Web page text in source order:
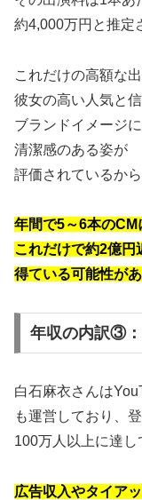
約4,000万円と推定
これだけの高額な
彼女の高い人気と
ブランドイメージ
清潔感のある姿が
評価されているから
年間で5～6本のCM
これだけで約2億円
得ている可能性があ
年収の内訳③
白石麻衣さんは
も運営しており、
100万人以上に達し
広告収入やタイア